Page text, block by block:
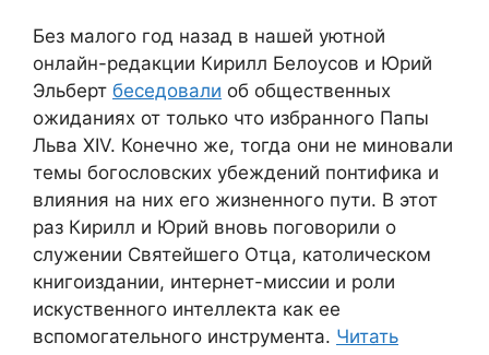
Без малого год назад в нашей уютной
онлайн-редакции Кирилл Белоусов и Юрий
Эльберт беседовали об общественных
ожиданиях от только что избранного Папы
Льва XIV. Конечно же, тогда они не миновали
темы богословских убеждений понтифика и
влияния на них его жизненного пути. В этот
раз Кирилл и Юрий вновь поговорили о
служении Святейшего Отца, католическом
книгоиздании, интернет-миссии и роли
искуственного интеллекта как ее
вспомогательного инструмента. Читать